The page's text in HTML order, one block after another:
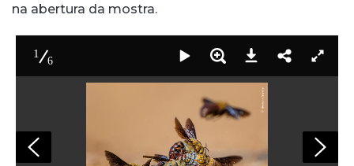
na abertura da mostra.
1
6